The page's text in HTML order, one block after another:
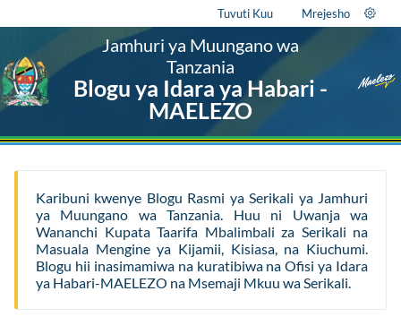
Tuvuti Kuu Mrejesho
Jamhuri ya Muungano wa
Tanzania
Blogu ya Idara ya Habari -
MAELEZO
Karibuni kwenye Blogu Rasmi ya Serikali ya Jamhuri
ya Muungano wa Tanzania. Huu ni Uwanja wa
Wananchi Kupata Taarifa Mbalimbali za Serikali na
Masuala Mengine ya Kijamii, Kisiasa, na Kiuchumi.
Blogu hii inasimamiwa na kuratibiwa na Ofisi ya Idara
ya Habari-MAELEZO na Msemaji Mkuu wa Serikali.